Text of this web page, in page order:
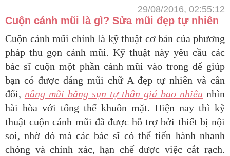
29/08/2016, 02:55:12
Cuộn cánh mũi là gì? Sửa mũi đẹp tự nhiên
Cuộn cánh mũi chính là kỹ thuật cơ bản của phương
pháp thu gọn cánh mũi. Kỹ thuật này yêu cầu các
bác sĩ cuộn một phần cánh mũi vào trongđể giúp
bạn có được dáng mũi chữ A đẹp tự nhiên và cân
đối, nâng mũi bằng sụn tự thân giá bao nhiêu nhìn
hài hòa với tổng thể khuôn mặt. Hiện nay thì kỹ
thuật cuộn cánh mũi đã được hỗ trợ bởi thiết bị nội
soi, nhờ đó mà các bác sĩ có thể tiến hành nhanh
chóng và chính xác, hạn chế được việc cắt rạch.